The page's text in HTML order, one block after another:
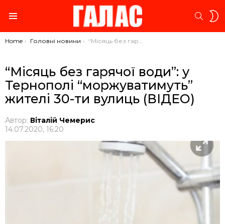
You are here:
Home Головні новини “Місяць без гарячої води”: у Тернополі “моржуватимуть” жителі 30-ти вулиць (ВІДЕО)
“Місяць без гарячої води”: у
Тернополі “моржуватимуть”
жителі 30-ти вулиць (ВІДЕО)
Автор: Віталій Чемерис
14.07.2020, 16:20